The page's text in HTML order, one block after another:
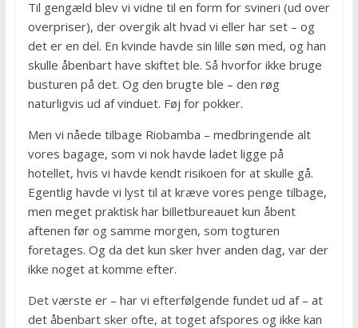
Til gengæld blev vi vidne til en form for svineri (ud over
overpriser), der overgik alt hvad vi eller har set – og
det er en del. En kvinde havde sin lille søn med, og han
skulle åbenbart have skiftet ble. Så hvorfor ikke bruge
busturen på det. Og den brugte ble – den røg
naturligvis ud af vinduet. Føj for pokker.
Men vi nåede tilbage Riobamba – medbringende alt
vores bagage, som vi nok havde ladet ligge på
hotellet, hvis vi havde kendt risikoen for at skulle gå.
Egentlig havde vi lyst til at kræve vores penge tilbage,
men meget praktisk har billetbureauet kun åbent
aftenen før og samme morgen, som togturen
foretages. Og da det kun sker hver anden dag, var der
ikke noget at komme efter.
Det værste er – har vi efterfølgende fundet ud af – at
det åbenbart sker ofte, at toget afspores og ikke kan